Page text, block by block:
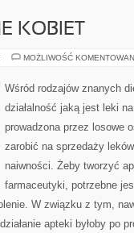
KOBIET
MOŻLIWOŚĆ
Wśród rodzajów znanych
działalność jaką jest leki
prowadzona przez losowe
zarobić na sprzedaży
naiwności. Żeby tworzyć
farmaceutyki, potrzebne
W związku z tym,
apteki byłoby po